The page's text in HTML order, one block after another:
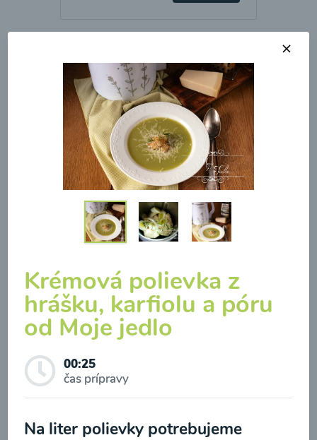
Brokolicová polievka so
syrom
00:25 Zobraziť
Krémová polievka z
hrášku, karfiolu a póru
od Moje jedlo
00:25
čas prípravy
Na liter polievky potrebujeme
Odber noviniek a akcií
Odoslaním registrácie na Newsletter súhlasím so
spracovaním osobných údajov pre účely